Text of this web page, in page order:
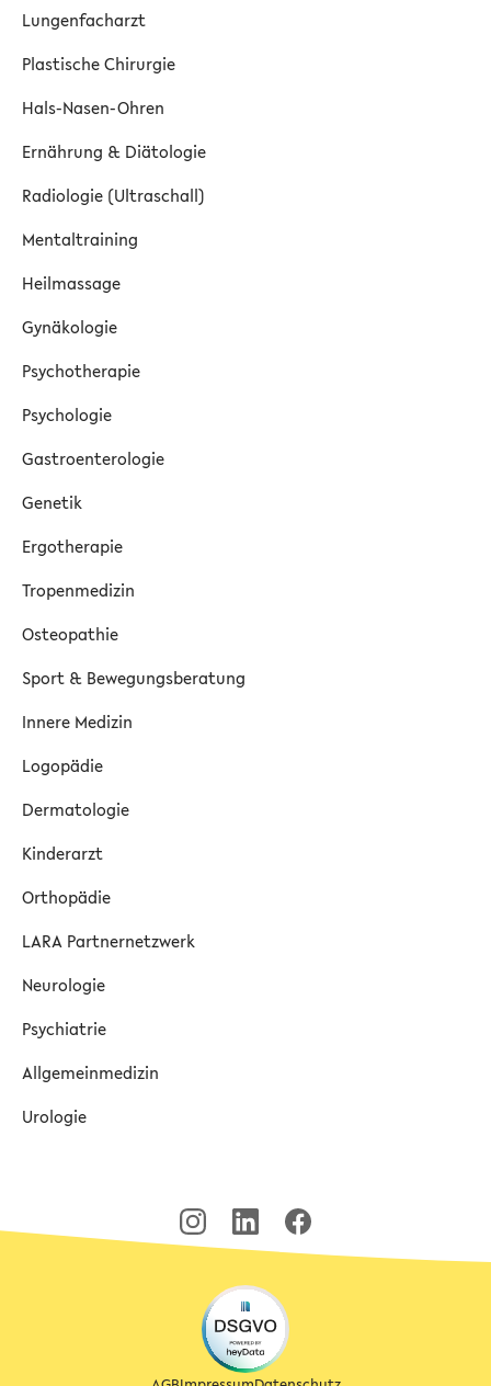
Lungenfacharzt
Plastische Chirurgie
Hals-Nasen-Ohren
Ernährung & Diätologie
Radiologie (Ultraschall)
Mentaltraining
Heilmassage
Gynäkologie
Psychotherapie
Psychologie
Gastroenterologie
Genetik
Ergotherapie
Tropenmedizin
Osteopathie
Sport & Bewegungsberatung
Innere Medizin
Logopädie
Dermatologie
Kinderarzt
Orthopädie
LARA Partnernetzwerk
Neurologie
Psychiatrie
Allgemeinmedizin
Urologie